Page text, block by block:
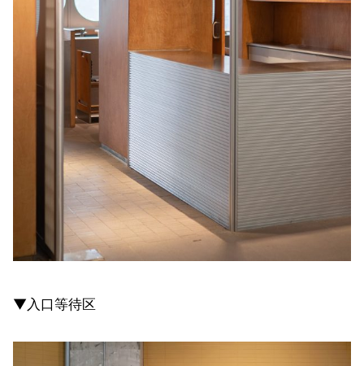
▼入口等待区